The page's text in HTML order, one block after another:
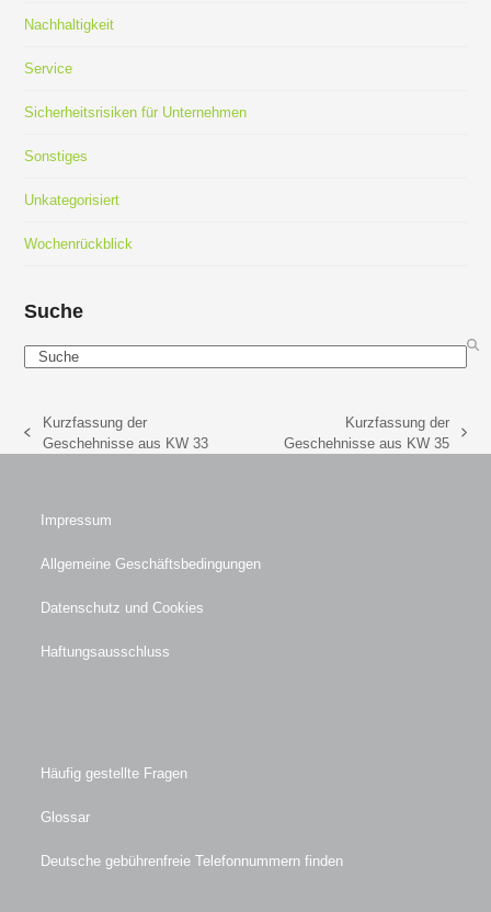
Nachhaltigkeit
Service
Sicherheitsrisiken für Unternehmen
Sonstiges
Unkategorisiert
Wochenrückblick
Suche
Search
vorheriger
Kurzfassung der
Geschehnisse aus KW 33
Nächster
Kurzfassung der
Geschehnisse aus KW 35
Impressum
Allgemeine Geschäftsbedingungen
Datenschutz und Cookies
Haftungsausschluss
Häufig gestellte Fragen
Glossar
Deutsche gebührenfreie Telefonnummern finden